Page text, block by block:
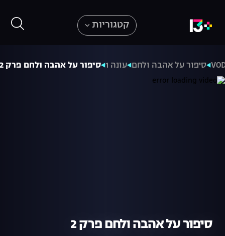
קטגוריות
סיפור על אהבה ולחם עונה 1 סיפור על אהבה ולחם פרק 2
סיפור על אהבה ולחם פרק 2